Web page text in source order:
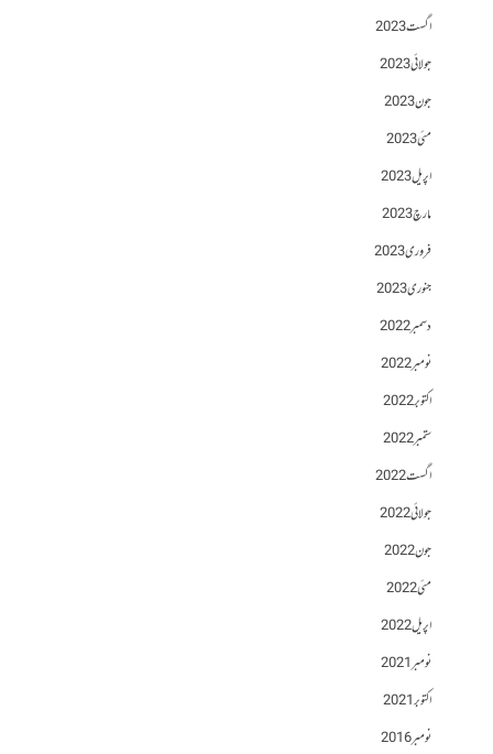
اگست 2023
جولائی 2023
جون 2023
مئی 2023
اپریل 2023
مارچ 2023
فروری 2023
جنوری 2023
دسمبر 2022
نومبر 2022
اکتوبر 2022
ستمبر 2022
اگست 2022
جولائی 2022
جون 2022
مئی 2022
اپریل 2022
نومبر 2021
اکتوبر 2021
نومبر 2016